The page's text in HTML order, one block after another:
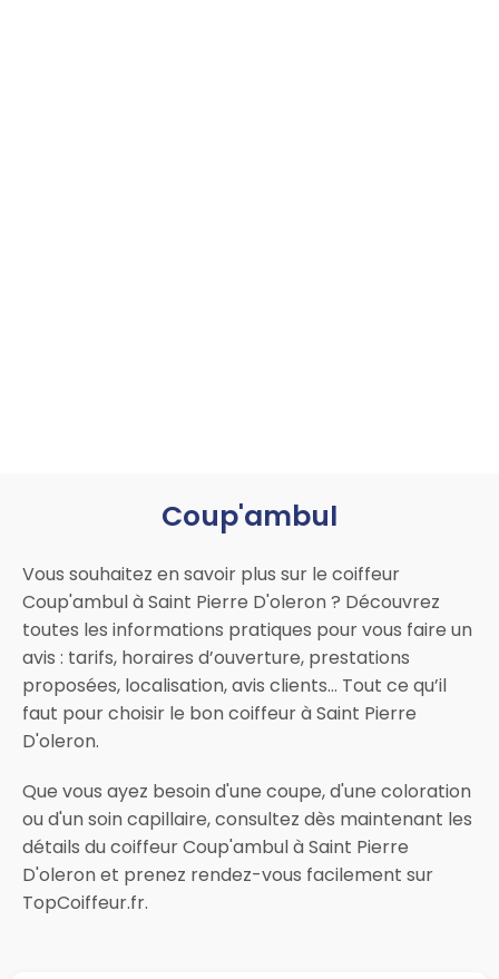
Coup'ambul
Vous souhaitez en savoir plus sur le coiffeur
Coup'ambul à Saint Pierre D'oleron ? Découvrez
toutes les informations pratiques pour vous faire un
avis : tarifs, horaires d’ouverture, prestations
proposées, localisation, avis clients… Tout ce qu’il
faut pour choisir le bon coiffeur à Saint Pierre
D'oleron.
Que vous ayez besoin d'une coupe, d'une coloration
ou d'un soin capillaire, consultez dès maintenant les
détails du coiffeur Coup'ambul à Saint Pierre
D'oleron et prenez rendez-vous facilement sur
TopCoiffeur.fr.